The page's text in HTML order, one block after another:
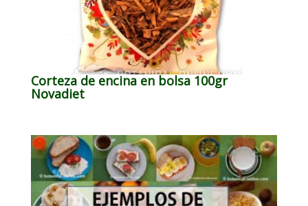
Corteza de encina en bolsa 100gr
Novadiet